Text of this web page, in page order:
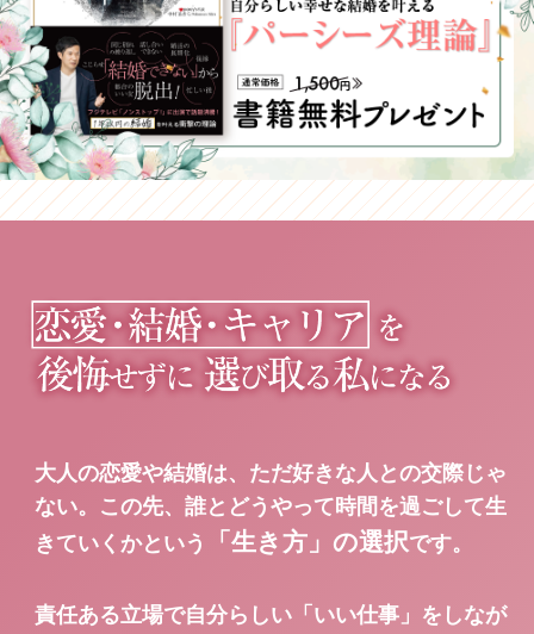
大人の恋愛や結婚は、ただ好きな人との交際じゃ
ない。 この先、誰とどうやって時間を過ごして生
きていくかという
「生き方」の選択です。
責任ある立場で自分らしい「いい仕事」をしなが